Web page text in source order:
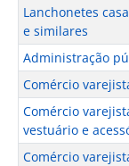
Lanchonetes
e similares
Administração
Comércio
Comércio
vestuário e
Comércio